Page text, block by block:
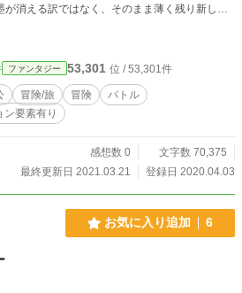
が消える訳ではなく、そのまま薄く残り新しい
では華墨として体に表れる花
り、その組み合わせも多種多様である。 例と
墨が梅と桜であれば子も生まれつきは同じ色の
両方になる。 このような生まれつきの華墨を
か>と呼ぶ。 故に、同じ源華が入っている者の
どこかで交わっている可能性がある。 特殊遺
花の色が異なったり、全く関連のしない花が入
その4歳の誕生日に両親が姿を消した。 同じ
なる梅乃は両親の捜すため、新たな華罪を防ぐ
門の警察官である【華罪捜査官】になり、悪と
ファンタジー 53,301 位 / 53,301件
冒険/旅 冒険
バトル
ン要素有り
感想数 0
文字数 70,375
最終更新日 2021.03.21
登録日 2020.04.03
お気に入り追加 6